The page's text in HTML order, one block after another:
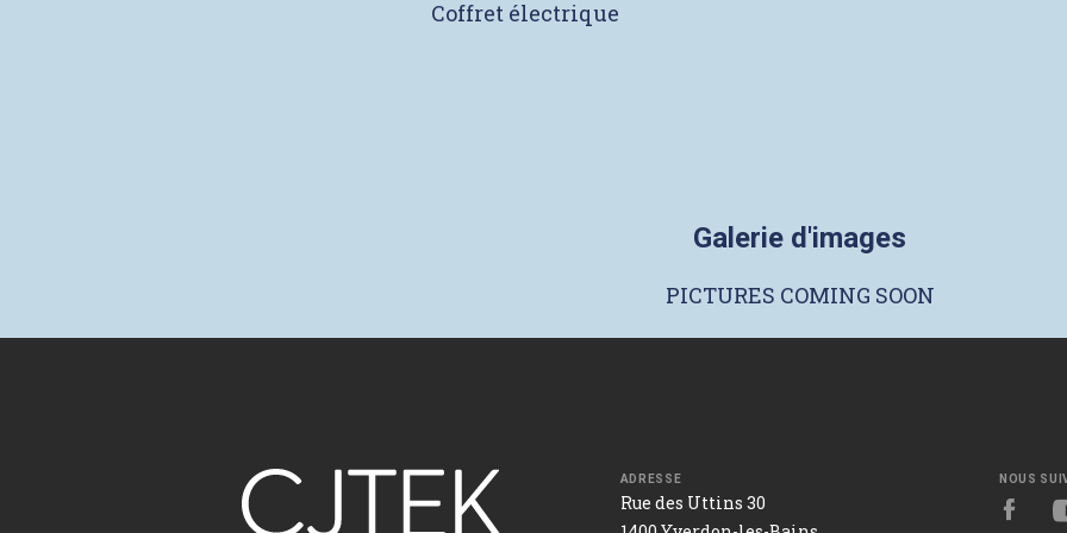
Coffret électrique
Galerie d'images
PICTURES COMING SOON
ADRESSE
Rue des Uttins 30
NOUS